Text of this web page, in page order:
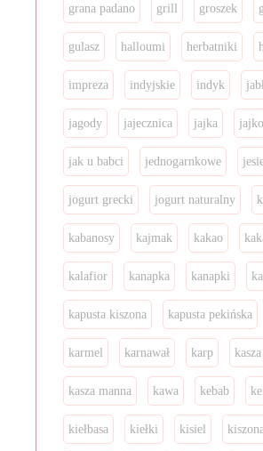
grana padano grill groszek
gulasz halloumi herbatniki
impreza indyjskie indyk
jagody jajecznica jajka jajko
jak u babci jednogarnkowe
jogurt grecki jogurt naturalny
kabanosy kajmak kakao
kalafior kanapka kanapki
kapusta kiszona kapusta pekińska
karmel karnawał karp kasza
kasza manna kawa kebab
kiełbasa kiełki kisiel